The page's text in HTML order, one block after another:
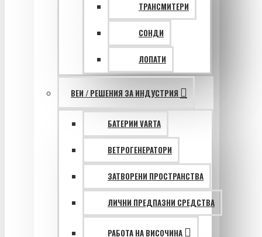
ТРАНСМИТЕРИ
СОНДИ
ЛОПАТИ
ВЕИ / РЕШЕНИЯ ЗА ИНДУСТРИЯ
БАТЕРИИ VARTA
ВЕТРОГЕНЕРАТОРИ
ЗАТВОРЕНИ ПРОСТРАНСТВА
ЛИЧНИ ПРЕДПАЗНИ СРЕДСТВА
РАБОТА НА ВИСОЧИНА